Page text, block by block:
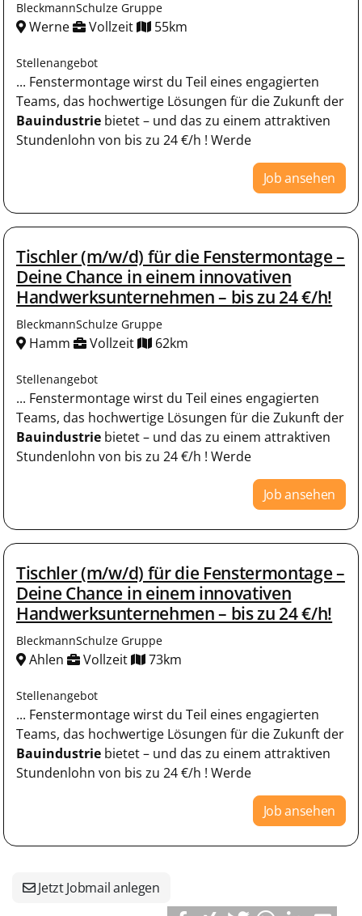
BleckmannSchulze Gruppe
Werne Vollzeit 55km
Stellenangebot
... Fenstermontage wirst du Teil eines engagierten
Teams, das hochwertige Lösungen für die Zukunft der
Bauindustrie bietet – und das zu einem attraktiven
Stundenlohn von bis zu 24 €/h ! Werde
Job ansehen
Tischler (m/w/d) für die Fenstermontage –
Deine Chance in einem innovativen
Handwerksunternehmen – bis zu 24 €/h!
BleckmannSchulze Gruppe
Hamm Vollzeit 62km
Stellenangebot
... Fenstermontage wirst du Teil eines engagierten
Teams, das hochwertige Lösungen für die Zukunft der
Bauindustrie bietet – und das zu einem attraktiven
Stundenlohn von bis zu 24 €/h ! Werde
Job ansehen
Tischler (m/w/d) für die Fenstermontage –
Deine Chance in einem innovativen
Handwerksunternehmen – bis zu 24 €/h!
BleckmannSchulze Gruppe
Ahlen Vollzeit 73km
Stellenangebot
... Fenstermontage wirst du Teil eines engagierten
Teams, das hochwertige Lösungen für die Zukunft der
Bauindustrie bietet – und das zu einem attraktiven
Stundenlohn von bis zu 24 €/h ! Werde
Job ansehen
Jetzt Jobmail anlegen